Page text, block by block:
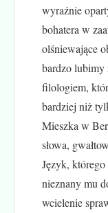
wyraźnie
bohatera w
olśniewające
bardzo lubimy
filologiem,
bardziej niż
Mieszka w
słowa,
Język,
nieznany mu
wcielenie